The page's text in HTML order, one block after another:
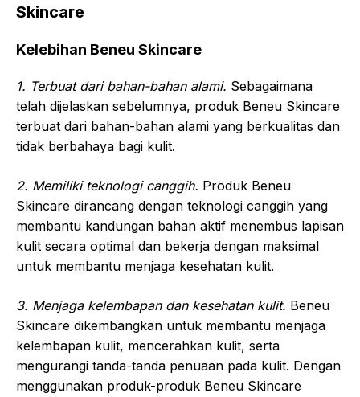
Skincare
Kelebihan Beneu Skincare
1. Terbuat dari bahan-bahan alami. Sebagaimana
telah dijelaskan sebelumnya, produk Beneu Skincare
terbuat dari bahan-bahan alami yang berkualitas dan
tidak berbahaya bagi kulit.
2. Memiliki teknologi canggih. Produk Beneu
Skincare dirancang dengan teknologi canggih yang
membantu kandungan bahan aktif menembus lapisan
kulit secara optimal dan bekerja dengan maksimal
untuk membantu menjaga kesehatan kulit.
3. Menjaga kelembapan dan kesehatan kulit. Beneu
Skincare dikembangkan untuk membantu menjaga
kelembapan kulit, mencerahkan kulit, serta
mengurangi tanda-tanda penuaan pada kulit. Dengan
menggunakan produk-produk Beneu Skincare